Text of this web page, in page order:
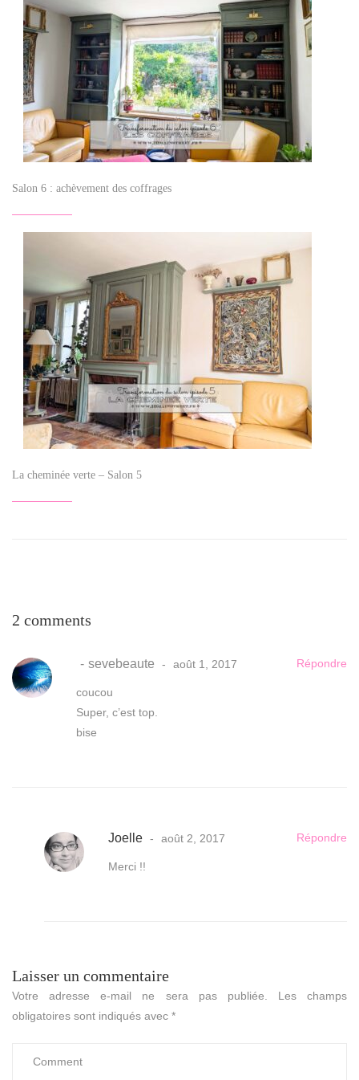
Salon 6 : achèvement des coffrages
La cheminée verte – Salon 5
2 comments
sevebeaute août 1, 2017 Répondre
coucou
Super, c’est top.
bise
Joelle août 2, 2017 Répondre
Merci !!
Laisser un commentaire
Votre adresse e-mail ne sera pas publiée.
Les champs
obligatoires sont indiqués avec *